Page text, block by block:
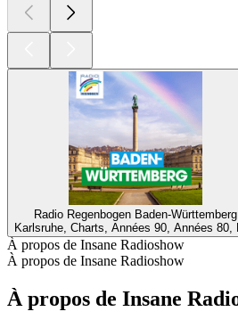
Radio Regenbogen Baden-Württemberg
Karlsruhe, Charts, Années 90, Années 80,
À propos de Insane Radioshow
À propos de Insane Radioshow
À propos de Insane